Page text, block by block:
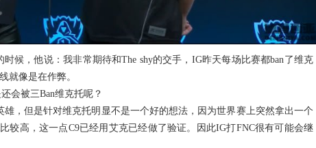
候，他说：我非常期待和The shy的交手，IG昨天每场比赛都ban了维克
就像是在作弊。
会被三Ban维克托呢？
，但是针对维克托明显不是一个好的想法，因为世界赛上突然拿出一个
较高，这一点C9已经用艾克已经做了验证。因此IG打FNC很有可能会继